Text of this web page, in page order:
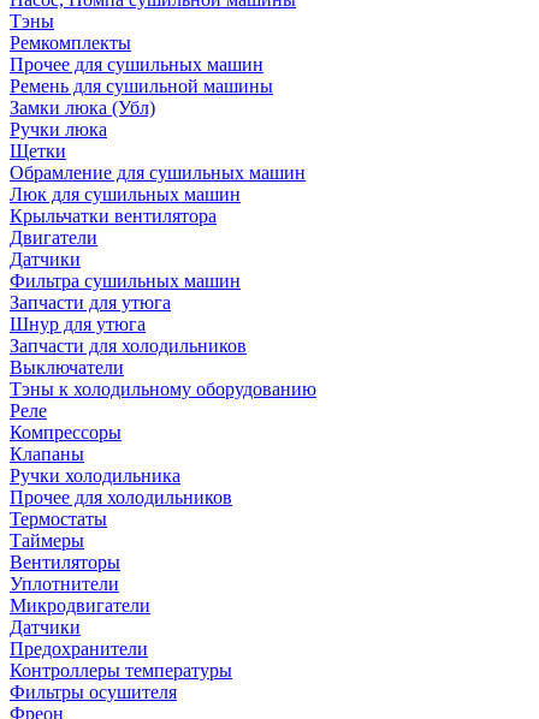
Тэны
Ремкомплекты
Прочее для сушильных машин
Ремень для сушильной машины
Замки люка (Убл)
Ручки люка
Щетки
Обрамление для сушильных машин
Люк для сушильных машин
Крыльчатки вентилятора
Двигатели
Датчики
Фильтра сушильных машин
Запчасти для утюга
Шнур для утюга
Запчасти для холодильников
Выключатели
Тэны к холодильному оборудованию
Реле
Компрессоры
Клапаны
Ручки холодильника
Прочее для холодильников
Термостаты
Таймеры
Вентиляторы
Уплотнители
Микродвигатели
Датчики
Предохранители
Контроллеры температуры
Фильтры осушителя
Фреон